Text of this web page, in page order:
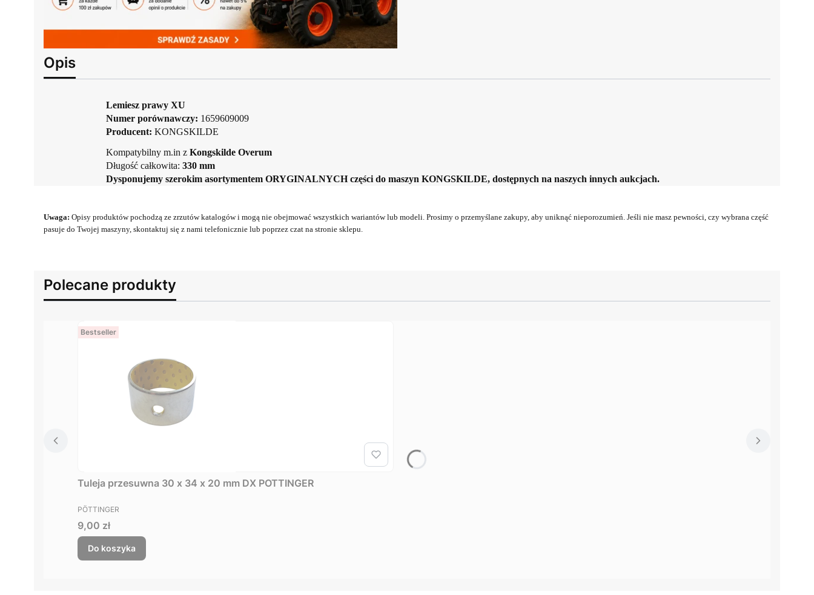
Opis
Lemiesz prawy XU
Numer porównawczy: 1659609009
Producent: KONGSKILDE
Kompatybilny m.in z Kongskilde Overum
Długość całkowita: 330 mm
Dysponujemy szerokim asortymentem ORYGINALNYCH części do maszyn KONGSKILDE, dostępnych na naszych innych aukcjach.
Uwaga: Opisy produktów pochodzą ze zrzutów katalogów i mogą nie obejmować wszystkich wariantów lub modeli. Prosimy o przemyślane zakupy, aby uniknąć nieporozumień. Jeśli nie masz pewności, czy wybrana część
pasuje do Twojej maszyny, skontaktuj się z nami telefonicznie lub poprzez czat na stronie sklepu.
Polecane produkty
Bestseller
Tuleja przesuwna 30 x 34 x 20 mm DX POTTINGER
PRODUCENT
PÖTTINGER
Cena
9,00 zł
Do koszyka